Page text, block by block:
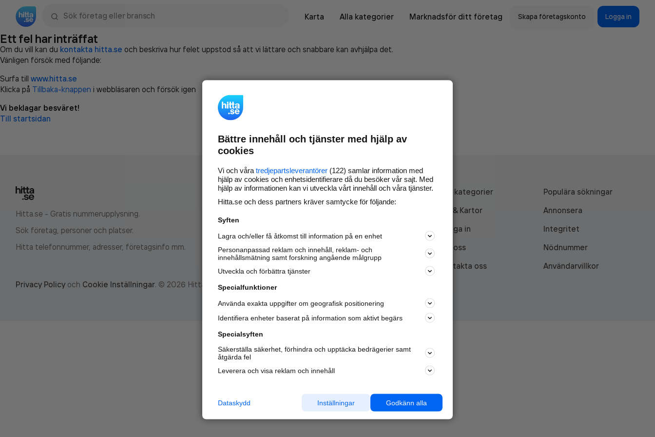
Karta
Alla kategorier Marknadsför ditt företag Skapa företagskonto Logga in
Ett fel har inträffat
Om du vill kan du kontakta hitta.se och beskriva hur felet uppstod så att vi lättare och snabbare kan avhjälpa det.
Vänligen försök med följande:
Surfa till www.hitta.se
Klicka på Tillbaka-knappen i webbläsaren och försök igen
Vi beklagar besväret!
Till startsidan
Hitta.se - Gratis nummerupplysning.
Sök företag, personer och platser.
Hitta telefonnummer, adresser, företagsinfo mm.
Marknadsför företaget på
nya kunder och
samarbetspartners nära dig.
Läs mer här
Alla kategorier
Populära sökningar
API & Kartor
Annonsera
Logga in
Integritet
Om oss
Nödnummer
Kontakta oss
Användarvillkor
Privacy Policy och Cookie Inställningar. © 2026 Hitta.se
Bättre innehåll och tjänster med hjälp av
cookies
Vi och våra tredjepartsleverantörer (122) samlar information med
hjälp av cookies och enhetsidentifierare då du besöker vår sajt. Med
hjälp av informationen kan vi utveckla vårt innehåll och våra tjänster.
Hitta.se och dess partners kräver samtycke för följande:
Syften
Lagra och/eller få åtkomst till information på en enhet
Personanpassad reklam och innehåll, reklam- och
innehållsmätning samt forskning angående målgrupp
Utveckla och förbättra tjänster
Specialfunktioner
Använda exakta uppgifter om geografisk positionering
Identifiera enheter baserat på information som aktivt begärs
Specialsyften
Säkerställa säkerhet, förhindra och upptäcka bedrägerier samt
åtgärda fel
Leverera och visa reklam och innehåll
Godkänn alla
Inställningar
Dataskydd